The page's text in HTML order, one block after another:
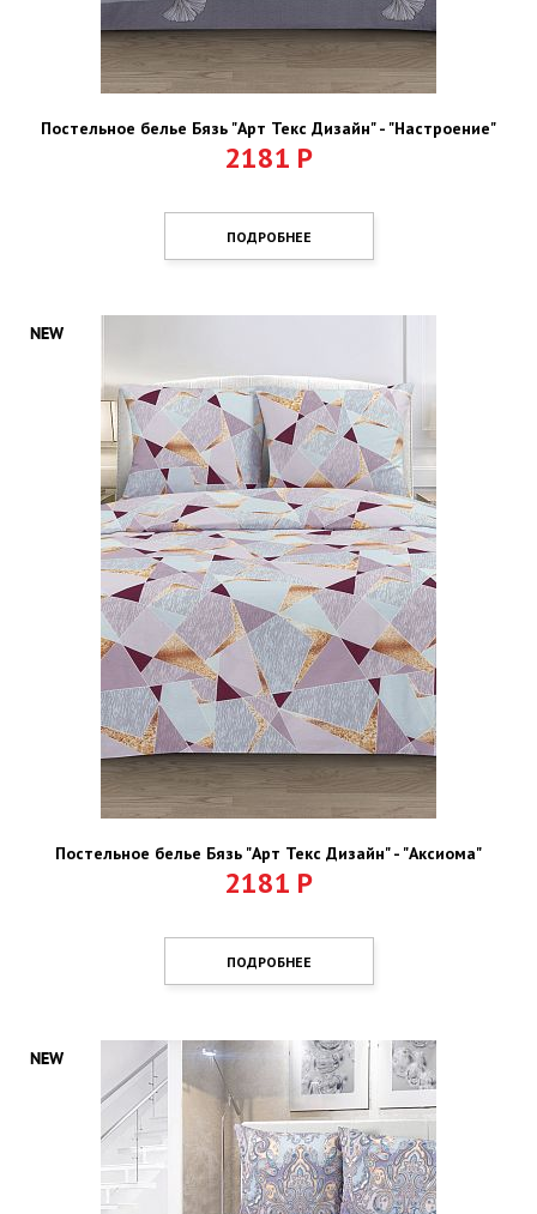
Постельное белье Бязь "Арт Текс Дизайн" - "Настроение"
2181 Р
ПОДРОБНЕЕ
Постельное белье Бязь "Арт Текс Дизайн" - "Аксиома"
2181 Р
ПОДРОБНЕЕ